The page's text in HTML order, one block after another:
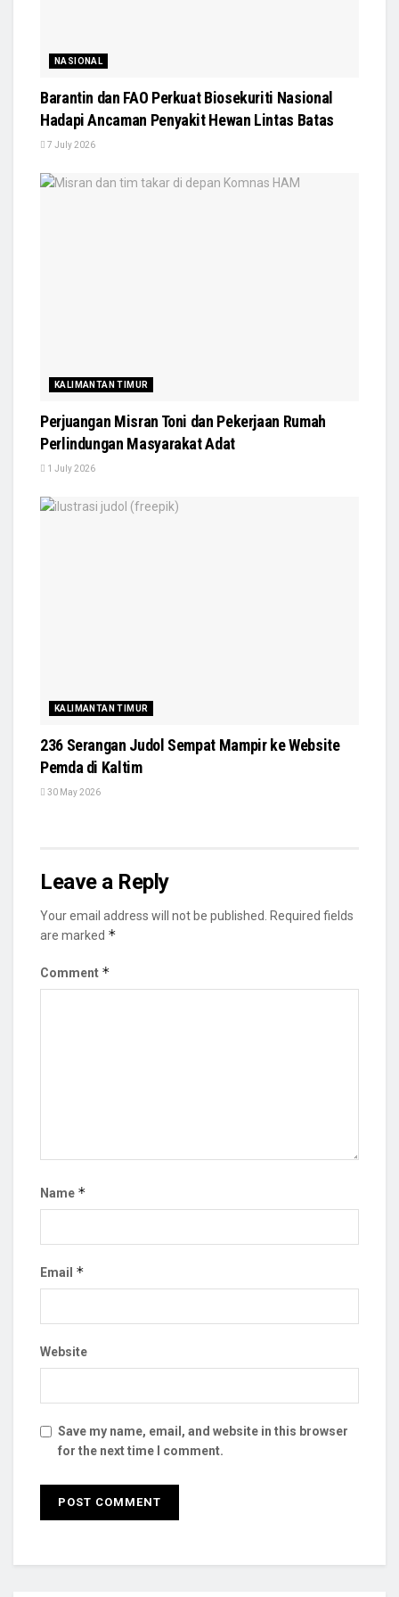
NASIONAL
Barantin dan FAO Perkuat Biosekuriti Nasional
Hadapi Ancaman Penyakit Hewan Lintas Batas
7 July 2026
KALIMANTAN TIMUR
Perjuangan Misran Toni dan Pekerjaan Rumah
Perlindungan Masyarakat Adat
1 July 2026
KALIMANTAN TIMUR
236 Serangan Judol Sempat Mampir ke Website
Pemda di Kaltim
30 May 2026
Leave a Reply
Your email address will not be published.
Required fields
are marked *
Comment *
Name *
Email *
Website
Save my name, email, and website in this browser
for the next time I comment.